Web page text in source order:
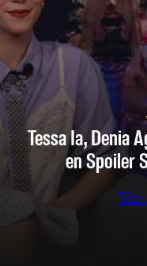
Tessa Ia, Denia
en Spoiler
Ver